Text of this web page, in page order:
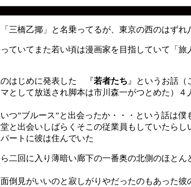
三橋乙揶」と名乗ってるが、東京の西のはずれ
ていてまた若い頃は漫画家を目指していて「旅
のはじめに発表した 『若者たち』というお話（
として放送され脚本は市川森一がつとめた）４
つ”ブルース”と出会ったか・・・という話は
と出会いしばらくそこの従業員もしていたらし
ートに彼は住んでいた
回に入り薄暗い廊下の一番奥の北側のほとん
見がいいのと寂しがりやだったのもあった彼